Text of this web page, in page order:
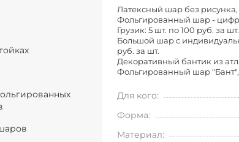
Латексный шар без рисунка,
Фольгированный шар -
Грузик: 5 шт. по 100 руб. за шт.
Большой шар с
руб. за шт.
Декоративный бантик из
Фольгированный шар "Бант",
Для кого:
Форма:
Материал: